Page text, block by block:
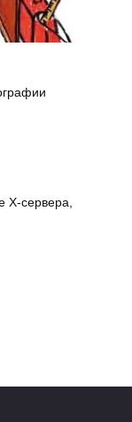
X-сервера,